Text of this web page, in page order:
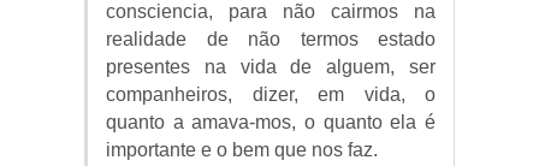
consciencia, para não cairmos na
realidade de não termos estado
presentes na vida de alguem, ser
companheiros, dizer, em vida, o
quanto a amava-mos, o quanto ela é
importante e o bem que nos faz.